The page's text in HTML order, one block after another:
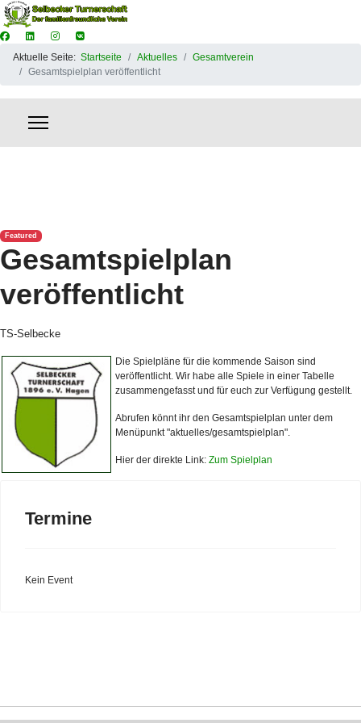
Aktuelle Seite: Startseite Aktuelles
Gesamtverein
Gesamtspielplan veröffentlicht
Featured
Gesamtspielplan
veröffentlicht
TS-Selbecke
Die Spielpläne für die kommende Saison sind
veröffentlicht. Wir habe alle Spiele in einer Tabelle
zusammengefasst und für euch zur Verfügung gestellt.
Abrufen könnt ihr den Gesamtspielplan unter dem
Menüpunkt "aktuelles/gesamtspielplan".
Hier der direkte Link: Zum Spielplan
Termine
Kein Event